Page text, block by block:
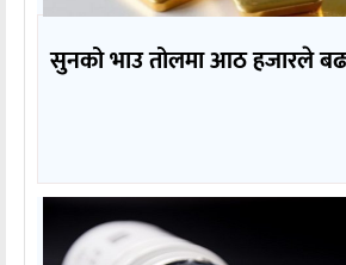
सुनको भाउ तोलमा आठ हजारले